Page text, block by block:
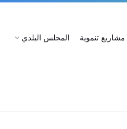
مشاريع تنموية المجلس البلدي